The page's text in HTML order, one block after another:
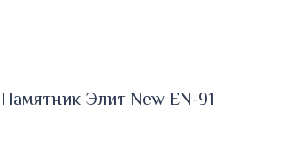
Памятник Элит New EN-91